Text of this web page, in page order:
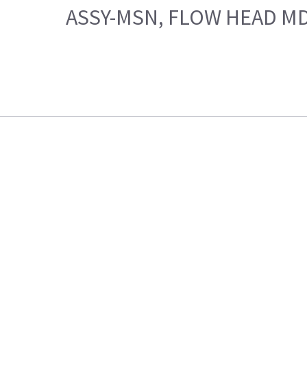
ASSY-MSN, FLOW HEAD